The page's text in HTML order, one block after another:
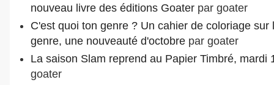
nouveau livre des éditions Goater par goater
C'est quoi ton genre ? Un cahier de coloriage sur
genre, une nouveauté d'octobre par goater
La saison Slam reprend au Papier Timbré, mardi
goater